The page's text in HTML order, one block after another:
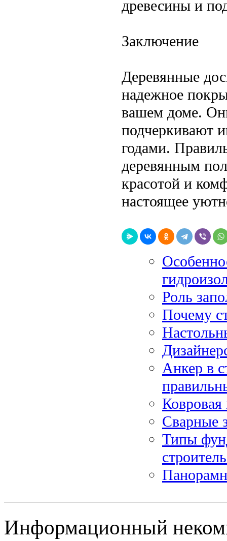
древесины и
Заключение
Деревянные
надежное
вашем доме.
подчеркивают
годами.
деревянным
красотой и
настоящее
Роль
Почему
Анкер в
Ковровая
Сварные
Типы
Информационный